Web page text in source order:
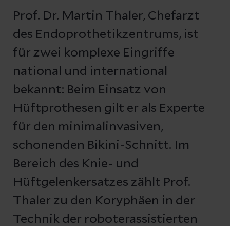
Prof. Dr. Martin Thaler, Chefarzt
des Endoprothetikzentrums, ist
für zwei komplexe Eingriffe
national und international
bekannt: Beim Einsatz von
Hüftprothesen gilt er als Experte
für den minimalinvasiven,
schonenden Bikini-Schnitt. Im
Bereich des Knie- und
Hüftgelenkersatzes zählt Prof.
Thaler zu den Koryphäen in der
Technik der roboterassistierten